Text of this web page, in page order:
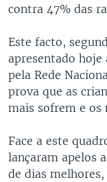
contra 47% das
Este facto,
apresentado hoje
pela Rede
prova que as
mais sofrem e os
Face a este
lançaram apelos
de dias